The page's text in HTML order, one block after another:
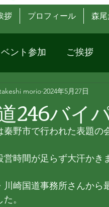
拶 プロフィール 森
ント参加 ご挨拶
246バイ
morio 2024年5月27日
秦野市で行われた表題の
営時間が足らず大汗かき
川崎国道事務所さんから
。